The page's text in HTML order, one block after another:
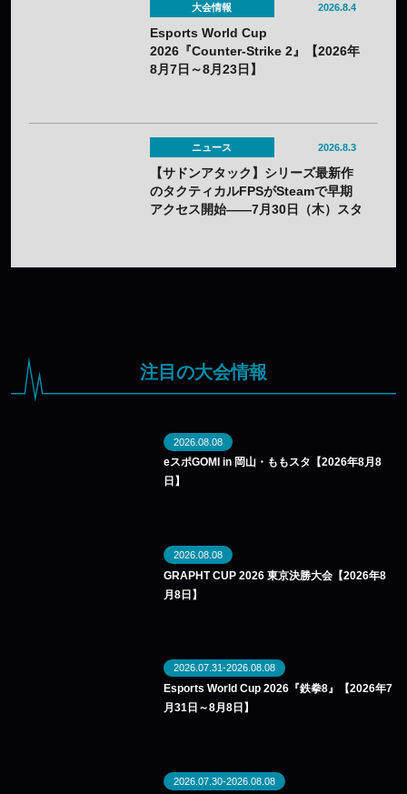
大会情報 2026.8.4
Esports World Cup
2026『Counter-Strike 2』【2026年
8月7日～8月23日】
ニュース 2026.8.3
【サドンアタック】シリーズ最新作
のタクティカルFPSがSteamで早期
アクセス開始——7月30日（木）スタ
注目の大会情報
2026.08.08
eスポGOMI in 岡山・ももスタ【2026年8月8
日】
2026.08.08
GRAPHT CUP 2026 東京決勝大会【2026年8
月8日】
2026.07.31-2026.08.08
Esports World Cup 2026『鉄拳8』【2026年7
月31日～8月8日】
2026.07.30-2026.08.08